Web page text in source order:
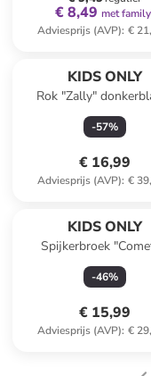
€ 8,49 met family
Adviesprijs (AVP): €
KIDS ONLY
Rok "Zally"
-57%
€ 16,99
Adviesprijs (AVP): €
KIDS ONLY
Spijkerbroek
comfort fit -
-46%
€ 15,99
Adviesprijs (AVP): €